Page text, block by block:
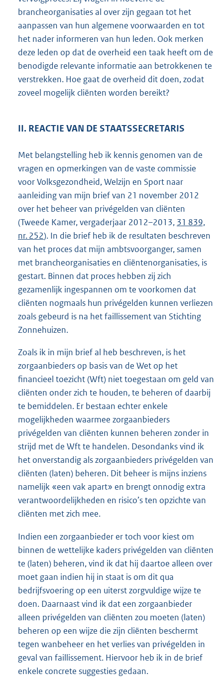
brancheorganisaties al over zijn gegaan tot het
aanpassen van hun algemene voorwaarden en tot
het nader informeren van hun leden. Ook merken
deze leden op dat de overheid een taak heeft om de
benodigde relevante informatie aan betrokkenen te
verstrekken. Hoe gaat de overheid dit doen, zodat
zoveel mogelijk cliënten worden bereikt?
II. REACTIE VAN DE STAATSSECRETARIS
Met belangstelling heb ik kennis genomen van de
vragen en opmerkingen van de vaste commissie
voor Volksgezondheid, Welzijn en Sport naar
aanleiding van mijn brief van 21 november 2012
over het beheer van privégelden van cliënten
(Tweede Kamer, vergaderjaar 2012–2013, 31 839,
nr. 252). In die brief heb ik de resultaten beschreven
van het proces dat mijn ambtsvoorganger, samen
met brancheorganisaties en cliëntenorganisaties, is
gestart. Binnen dat proces hebben zij zich
gezamenlijk ingespannen om te voorkomen dat
cliënten nogmaals hun privégelden kunnen verliezen
zoals gebeurd is na het faillissement van Stichting
Zonnehuizen.
Zoals ik in mijn brief al heb beschreven, is het
zorgaanbieders op basis van de Wet op het
financieel toezicht (Wft) niet toegestaan om geld van
cliënten onder zich te houden, te beheren of daarbij
te bemiddelen. Er bestaan echter enkele
mogelijkheden waarmee zorgaanbieders
privégelden van cliënten kunnen beheren zonder in
strijd met de Wft te handelen. Desondanks vind ik
het onverstandig als zorgaanbieders privégelden van
cliënten (laten) beheren. Dit beheer is mijns inziens
namelijk «een vak apart» en brengt onnodig extra
verantwoordelijkheden en risico’s ten opzichte van
cliënten met zich mee.
Indien een zorgaanbieder er toch voor kiest om
binnen de wettelijke kaders privégelden van cliënten
te (laten) beheren, vind ik dat hij daartoe alleen over
moet gaan indien hij in staat is om dit qua
bedrijfsvoering op een uiterst zorgvuldige wijze te
doen. Daarnaast vind ik dat een zorgaanbieder
alleen privégelden van cliënten zou moeten (laten)
beheren op een wijze die zijn cliënten beschermt
tegen wanbeheer en het verlies van privégelden in
geval van faillissement. Hiervoor heb ik in de brief
enkele concrete suggesties gedaan.